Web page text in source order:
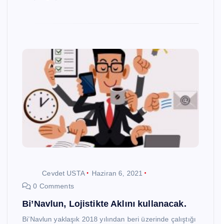
Cevdet USTA
Haziran 6, 2021
0 Comments
Bi’Navlun, Lojistikte Aklını kullanacak.
Bi’Navlun yaklaşık 2018 yılından beri üzerinde çalıştığı